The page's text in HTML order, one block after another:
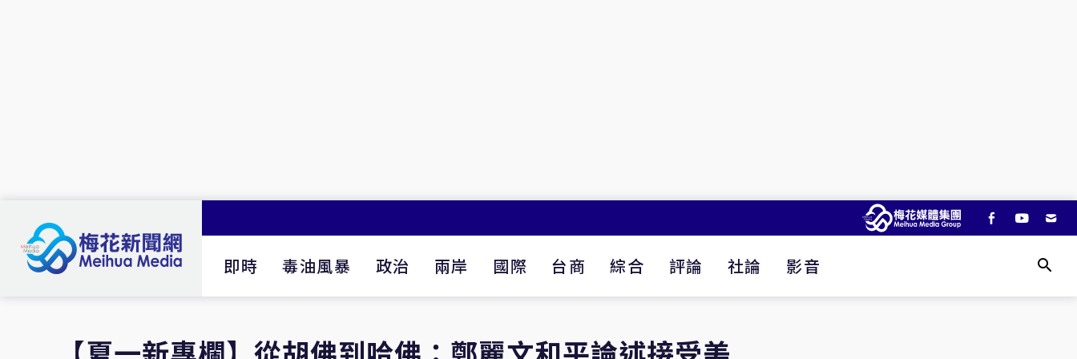
即時 毒油風暴 政治 兩岸 國際 台商 綜合 評論 社論 影音